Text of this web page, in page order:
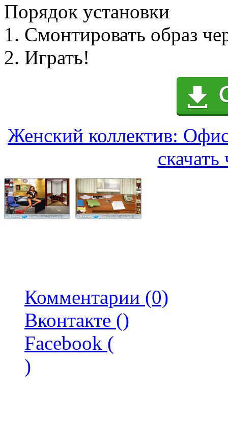
Порядок установки
1. Смонтировать образ
2. Играть!
Женский коллектив:
скачать
Комментарии (0)
Вконтакте ()
Facebook (
)